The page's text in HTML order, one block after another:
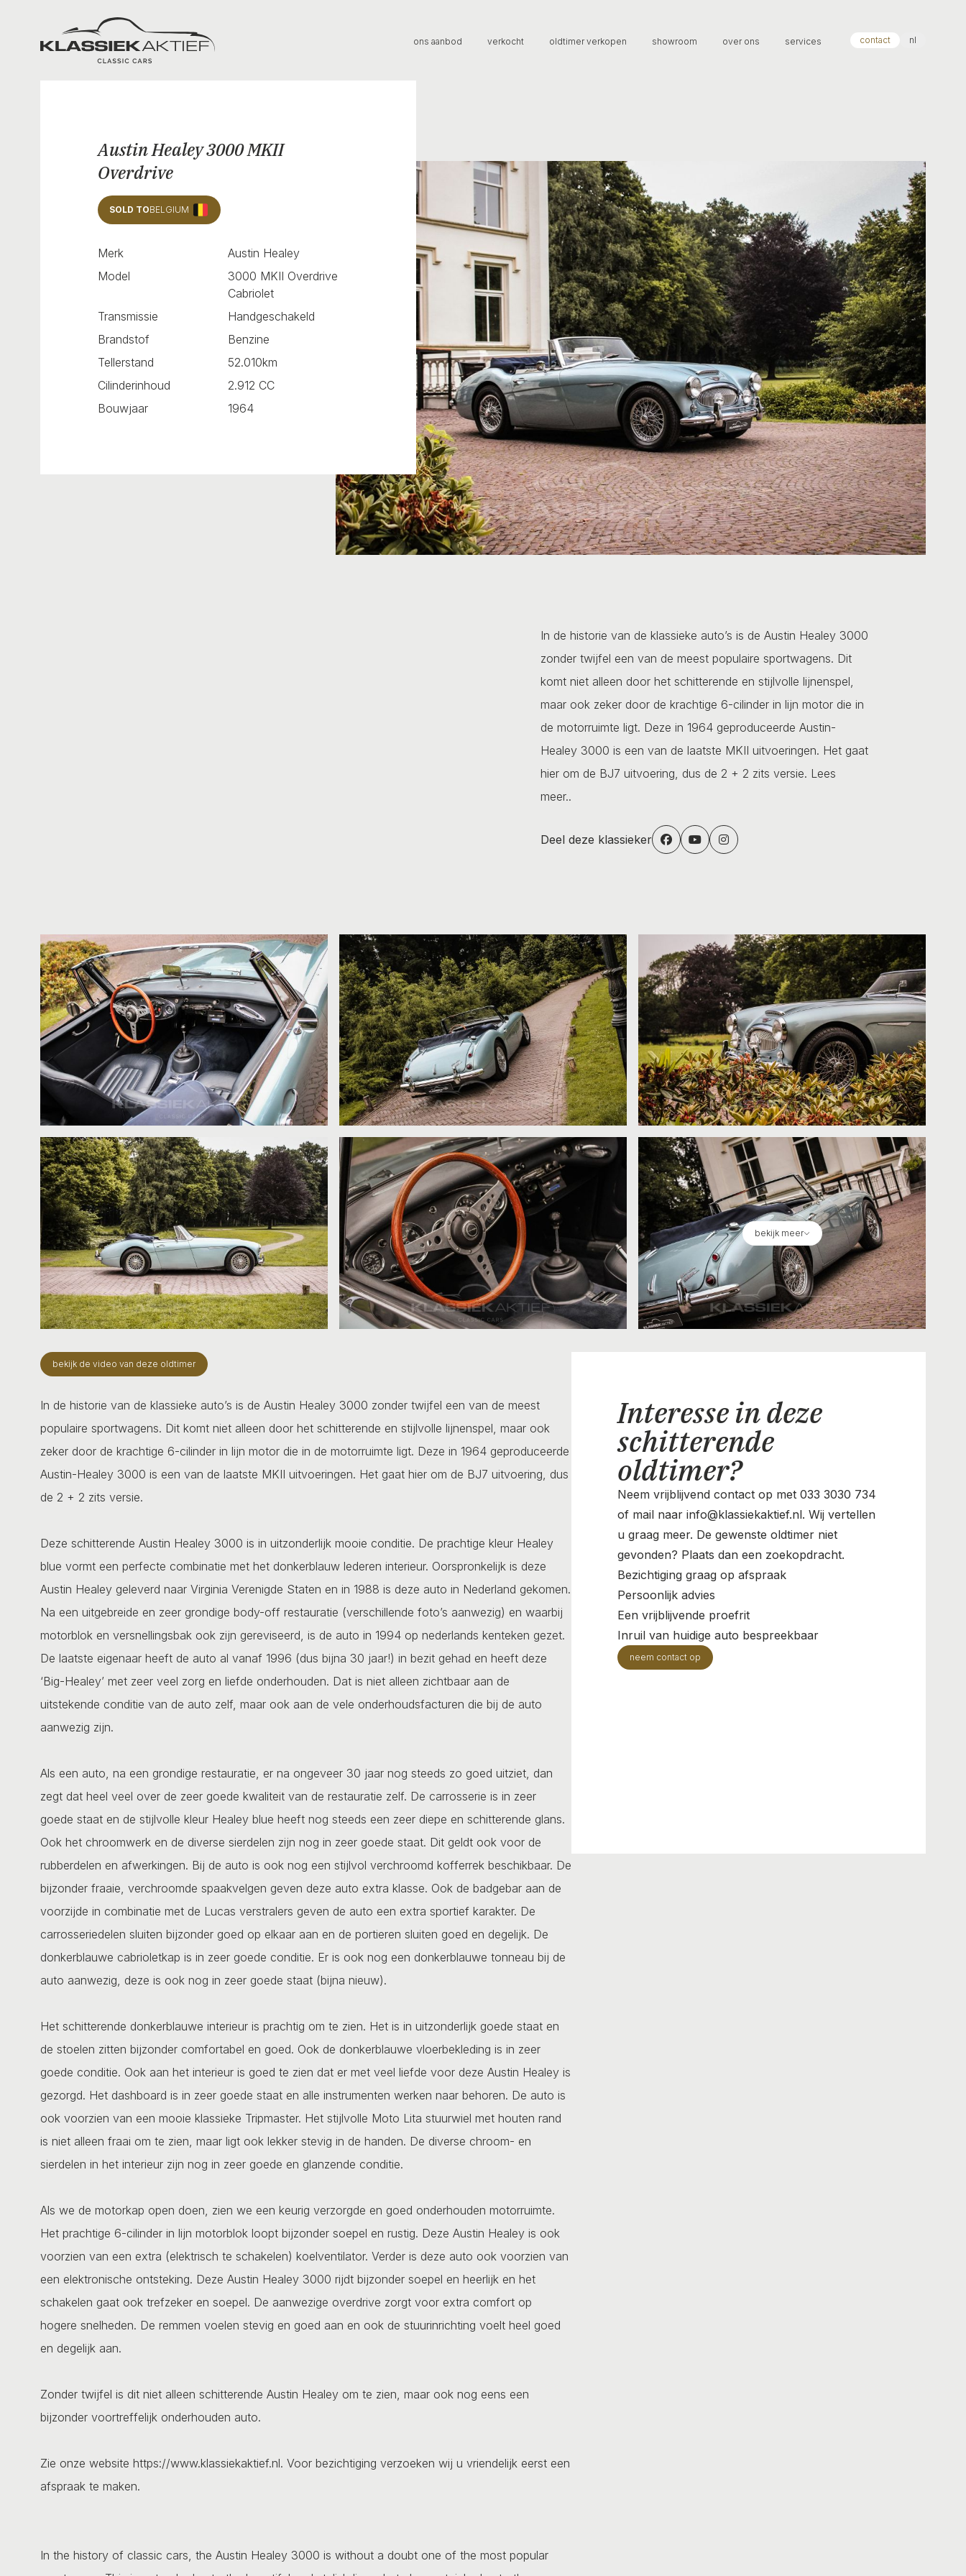
Klassiek Aktief
ons aanbod verkocht oldtimer verkopen showroom over ons services contact nl
Austin Healey 3000 MKII
Overdrive
SOLD TOBELGIUM
Merk
Austin Healey
Model
3000 MKII Overdrive
Cabriolet
Transmissie
Handgeschakeld
Brandstof
Benzine
Tellerstand
52.010km
Cilinderinhoud
2.912 CC
Bouwjaar
1964
In de historie van de klassieke auto’s is de Austin Healey 3000
zonder twijfel een van de meest populaire sportwagens. Dit
komt niet alleen door het schitterende en stijlvolle lijnenspel,
maar ook zeker door de krachtige 6-cilinder in lijn motor die in
de motorruimte ligt. Deze in 1964 geproduceerde Austin-
Healey 3000 is een van de laatste MKII uitvoeringen. Het gaat
hier om de BJ7 uitvoering, dus de 2 + 2 zits versie. Lees
meer..
Deel deze klassieker
bekijk meer
bekijk de video van deze oldtimer
In de historie van de klassieke auto’s is de Austin Healey 3000 zonder twijfel een van de meest
populaire sportwagens. Dit komt niet alleen door het schitterende en stijlvolle lijnenspel, maar ook
zeker door de krachtige 6-cilinder in lijn motor die in de motorruimte ligt. Deze in 1964 geproduceerde
Austin-Healey 3000 is een van de laatste MKII uitvoeringen. Het gaat hier om de BJ7 uitvoering, dus
de 2 + 2 zits versie.
Deze schitterende Austin Healey 3000 is in uitzonderlijk mooie conditie. De prachtige kleur Healey
blue vormt een perfecte combinatie met het donkerblauw lederen interieur. Oorspronkelijk is deze
Austin Healey geleverd naar Virginia Verenigde Staten en in 1988 is deze auto in Nederland gekomen.
Na een uitgebreide en zeer grondige body-off restauratie (verschillende foto’s aanwezig) en waarbij
motorblok en versnellingsbak ook zijn gereviseerd, is de auto in 1994 op nederlands kenteken gezet.
De laatste eigenaar heeft de auto al vanaf 1996 (dus bijna 30 jaar!) in bezit gehad en heeft deze
‘Big-Healey’ met zeer veel zorg en liefde onderhouden. Dat is niet alleen zichtbaar aan de
uitstekende conditie van de auto zelf, maar ook aan de vele onderhoudsfacturen die bij de auto
aanwezig zijn.
Als een auto, na een grondige restauratie, er na ongeveer 30 jaar nog steeds zo goed uitziet, dan
zegt dat heel veel over de zeer goede kwaliteit van de restauratie zelf. De carrosserie is in zeer
goede staat en de stijlvolle kleur Healey blue heeft nog steeds een zeer diepe en schitterende glans.
Ook het chroomwerk en de diverse sierdelen zijn nog in zeer goede staat. Dit geldt ook voor de
rubberdelen en afwerkingen. Bij de auto is ook nog een stijlvol verchroomd kofferrek beschikbaar. De
bijzonder fraaie, verchroomde spaakvelgen geven deze auto extra klasse. Ook de badgebar aan de
voorzijde in combinatie met de Lucas verstralers geven de auto een extra sportief karakter. De
carrosseriedelen sluiten bijzonder goed op elkaar aan en de portieren sluiten goed en degelijk. De
donkerblauwe cabrioletkap is in zeer goede conditie. Er is ook nog een donkerblauwe tonneau bij de
auto aanwezig, deze is ook nog in zeer goede staat (bijna nieuw).
Het schitterende donkerblauwe interieur is prachtig om te zien. Het is in uitzonderlijk goede staat en
de stoelen zitten bijzonder comfortabel en goed. Ook de donkerblauwe vloerbekleding is in zeer
goede conditie. Ook aan het interieur is goed te zien dat er met veel liefde voor deze Austin Healey is
gezorgd. Het dashboard is in zeer goede staat en alle instrumenten werken naar behoren. De auto is
ook voorzien van een mooie klassieke Tripmaster. Het stijlvolle Moto Lita stuurwiel met houten rand
is niet alleen fraai om te zien, maar ligt ook lekker stevig in de handen. De diverse chroom- en
sierdelen in het interieur zijn nog in zeer goede en glanzende conditie.
Als we de motorkap open doen, zien we een keurig verzorgde en goed onderhouden motorruimte.
Het prachtige 6-cilinder in lijn motorblok loopt bijzonder soepel en rustig. Deze Austin Healey is ook
voorzien van een extra (elektrisch te schakelen) koelventilator. Verder is deze auto ook voorzien van
een elektronische ontsteking. Deze Austin Healey 3000 rijdt bijzonder soepel en heerlijk en het
schakelen gaat ook trefzeker en soepel. De aanwezige overdrive zorgt voor extra comfort op
hogere snelheden. De remmen voelen stevig en goed aan en ook de stuurinrichting voelt heel goed
en degelijk aan.
Zonder twijfel is dit niet alleen schitterende Austin Healey om te zien, maar ook nog eens een
bijzonder voortreffelijk onderhouden auto.
Zie onze website https://www.klassiekaktief.nl. Voor bezichtiging verzoeken wij u vriendelijk eerst een
afspraak te maken.
In the history of classic cars, the Austin Healey 3000 is without a doubt one of the most popular
Interesse in deze
schitterende
oldtimer?
Neem vrijblijvend contact op met 033 3030 734
of mail naar info@klassiekaktief.nl. Wij vertellen
u graag meer. De gewenste oldtimer niet
gevonden? Plaats dan een zoekopdracht.
Bezichtiging graag op afspraak
Persoonlijk advies
Een vrijblijvende proefrit
Inruil van huidige auto bespreekbaar
neem contact op